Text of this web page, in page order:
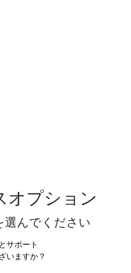
オプション
選んでください
サポート
いますか？